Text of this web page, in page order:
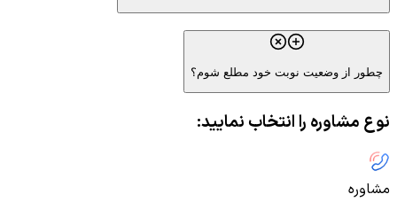
چطور از وضعیت نوبت خود مطلع شوم؟
نوع مشاوره را انتخاب نمایید:
مشاوره